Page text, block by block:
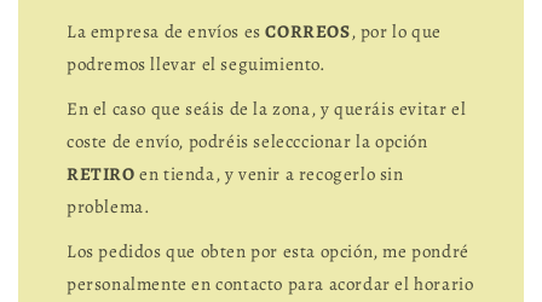
La empresa de envíos esCORREOS, por lo que
podremos llevar el seguimiento.
En el caso que seáis de la zona, y queráis evitar el
coste de envío, podréis selecccionar la opción
RETIROen tienda, y venir a recogerlo sin
problema.
Los pedidos que obten por esta opción, me pondré
personalmente en contacto para acordar el horario